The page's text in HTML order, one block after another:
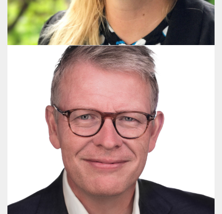
Niels Aagaard
Senior Advisor - Cand. scient pol.
naa@publicaffairsgroup.dk